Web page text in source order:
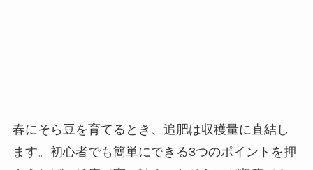
春にそら豆を育てるとき、追肥は収穫量に直結し
ます。初心者でも簡単にできる3つのポイントを押